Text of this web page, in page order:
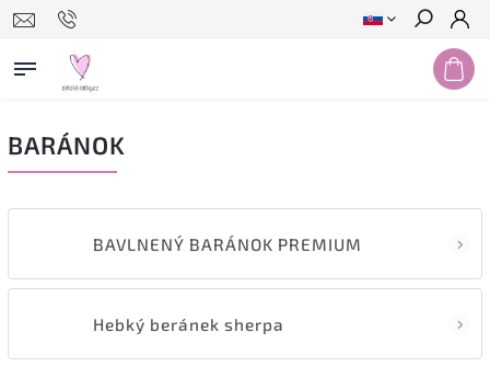
Hľadať
BARÁNOK
BAVLNENÝ BARÁNOK PREMIUM
Hebký beránek sherpa